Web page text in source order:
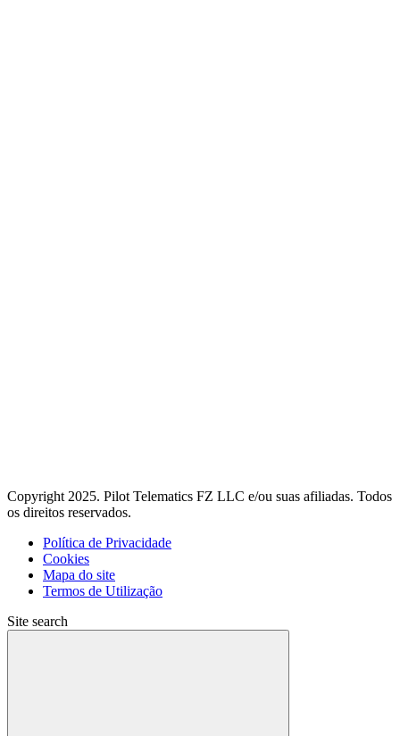
Copyright 2025. Pilot Telematics FZ LLC e/ou suas afiliadas. Todos
os direitos reservados.
Política de Privacidade
Cookies
Mapa do site
Termos de Utilização
Site search